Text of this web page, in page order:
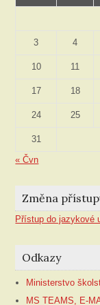
3 4
10 11
17 18
24 25
31
« Čvn
Změna
Přístup do jazykové
Odkazy
Ministerstvo
MS TEAMS, E-